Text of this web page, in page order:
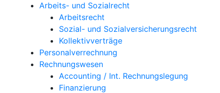
Arbeits- und Sozialrecht
Arbeitsrecht
Sozial- und Sozialversicherungsrecht
Kollektivverträge
Personalverrechnung
Rechnungswesen
Accounting / Int. Rechnungslegung
Finanzierung